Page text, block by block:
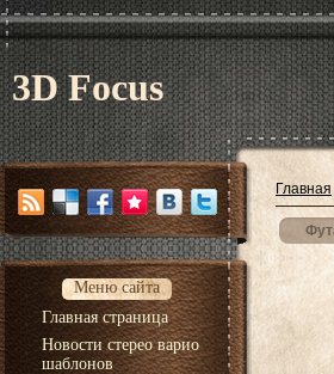
3D Focus
Меню сайта
Главная страница
Новости стерео варио
шаблонов
Главная